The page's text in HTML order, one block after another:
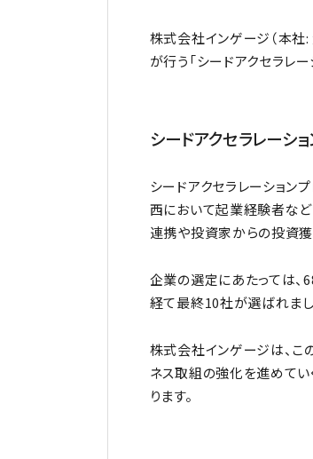
株式会社インゲージ（本社
が行う「シードアクセラレ
シードアクセラレーシ
シードアクセラレーション
西において起業経験者など
連携や投資家からの投資
企業の選定にあたっては、
経て最終10社が選ばれまし
株式会社インゲージは、こ
ネス取組の強化を進めて
ります。